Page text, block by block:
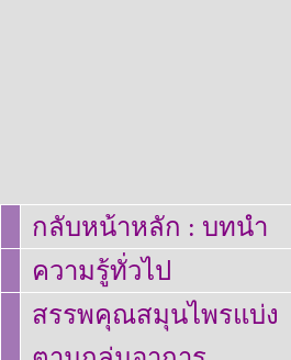
กลับหน้าหลัก : บทนำ
ความรู้ทั่วไป
สรรพคุณสมุนไพรแบ่ง